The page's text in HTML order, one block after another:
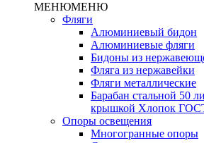
МЕНЮМЕНЮ
Фляги
Алюминиевый бидон
Алюминиевые фляги
Бидоны из
Фляга из нержавейки
Фляги металлические
Барабан стальной 50
крышкой Хлопок
Опоры освещения
Многогранные опоры